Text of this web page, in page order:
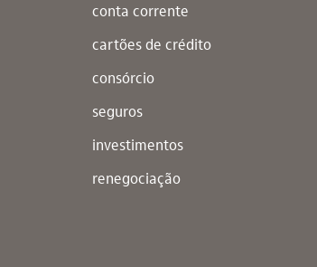
conta corrente
cartões de crédito
consórcio
seguros
investimentos
renegociação